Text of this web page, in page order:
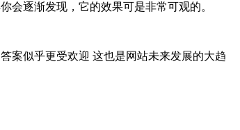
逐渐发现，它的效果可是非常可观的。
案似乎更受欢迎 这也是网站未来发展的大趋